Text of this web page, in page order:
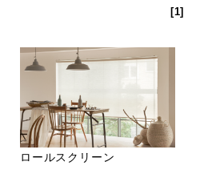
[1]
ロールスクリーン